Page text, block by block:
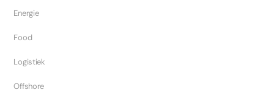
Energie
Food
Logistiek
Offshore